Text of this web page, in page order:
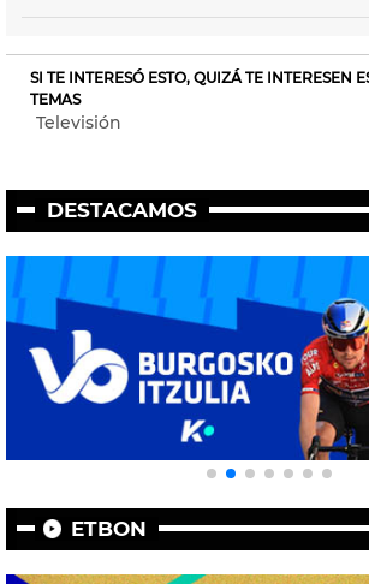
SI TE INTERESÓ ESTO, QUIZÁ TE INTERESEN
TEMAS
Televisión
DESTACAMOS
ETBON